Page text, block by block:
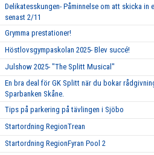
Delikatesskungen- Påminnelse om att skicka in
senast 2/11
Grymma prestationer!
Höstlovsgympaskolan 2025- Blev succé!
Julshow 2025- "The Splitt Musical"
En bra deal för GK Splitt när du bokar
Sparbanken Skåne.
Tips på parkering på tävlingen i Sjöbo
Startordning RegionTrean
Startordning RegionFyran Pool 2